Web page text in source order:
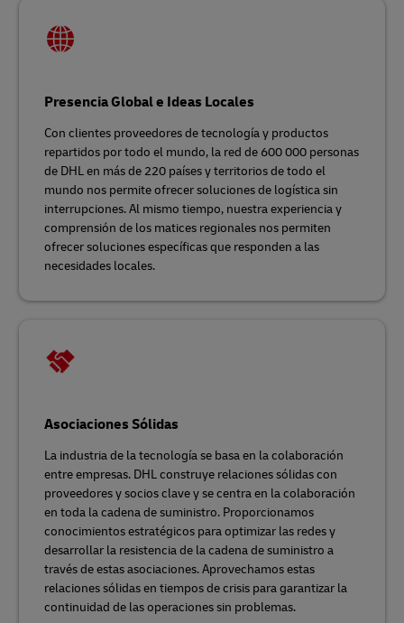
Presencia Global e Ideas Locales
Con clientes proveedores de tecnología y productos
repartidos por todo el mundo, la red de 600 000 personas
de DHL en más de 220 países y territorios de todo el
mundo nos permite ofrecer soluciones de logística sin
interrupciones. Al mismo tiempo, nuestra experiencia y
comprensión de los matices regionales nos permiten
ofrecer soluciones específicas que responden a las
necesidades locales.
Asociaciones Sólidas
La industria de la tecnología se basa en la colaboración
entre empresas. DHL construye relaciones sólidas con
proveedores y socios clave y se centra en la colaboración
en toda la cadena de suministro. Proporcionamos
conocimientos estratégicos para optimizar las redes y
desarrollar la resistencia de la cadena de suministro a
través de estas asociaciones. Aprovechamos estas
relaciones sólidas en tiempos de crisis para garantizar la
continuidad de las operaciones sin problemas.